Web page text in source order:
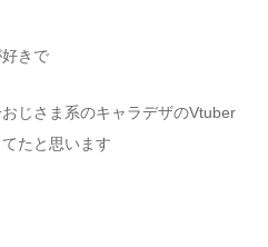
きで
じさま系のキャラデザのVtuber
たと思います